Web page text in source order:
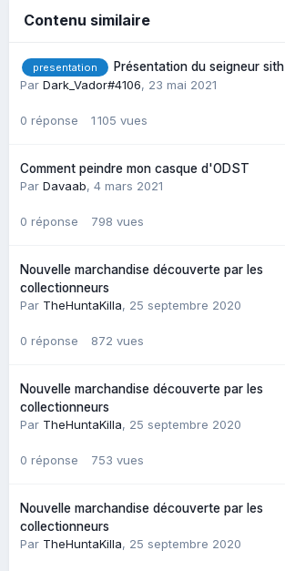
Contenu similaire
presentation
Présentation du seigneur sith
Par Dark_Vador#4106, 23 mai 2021
0 réponse 1 105 vues
Comment peindre mon casque d'ODST
Par Davaab, 4 mars 2021
0 réponse 798 vues
Nouvelle marchandise découverte par les
collectionneurs
Par TheHuntaKilla, 25 septembre 2020
0 réponse 872 vues
Nouvelle marchandise découverte par les
collectionneurs
Par TheHuntaKilla, 25 septembre 2020
0 réponse 753 vues
Nouvelle marchandise découverte par les
collectionneurs
Par TheHuntaKilla, 25 septembre 2020